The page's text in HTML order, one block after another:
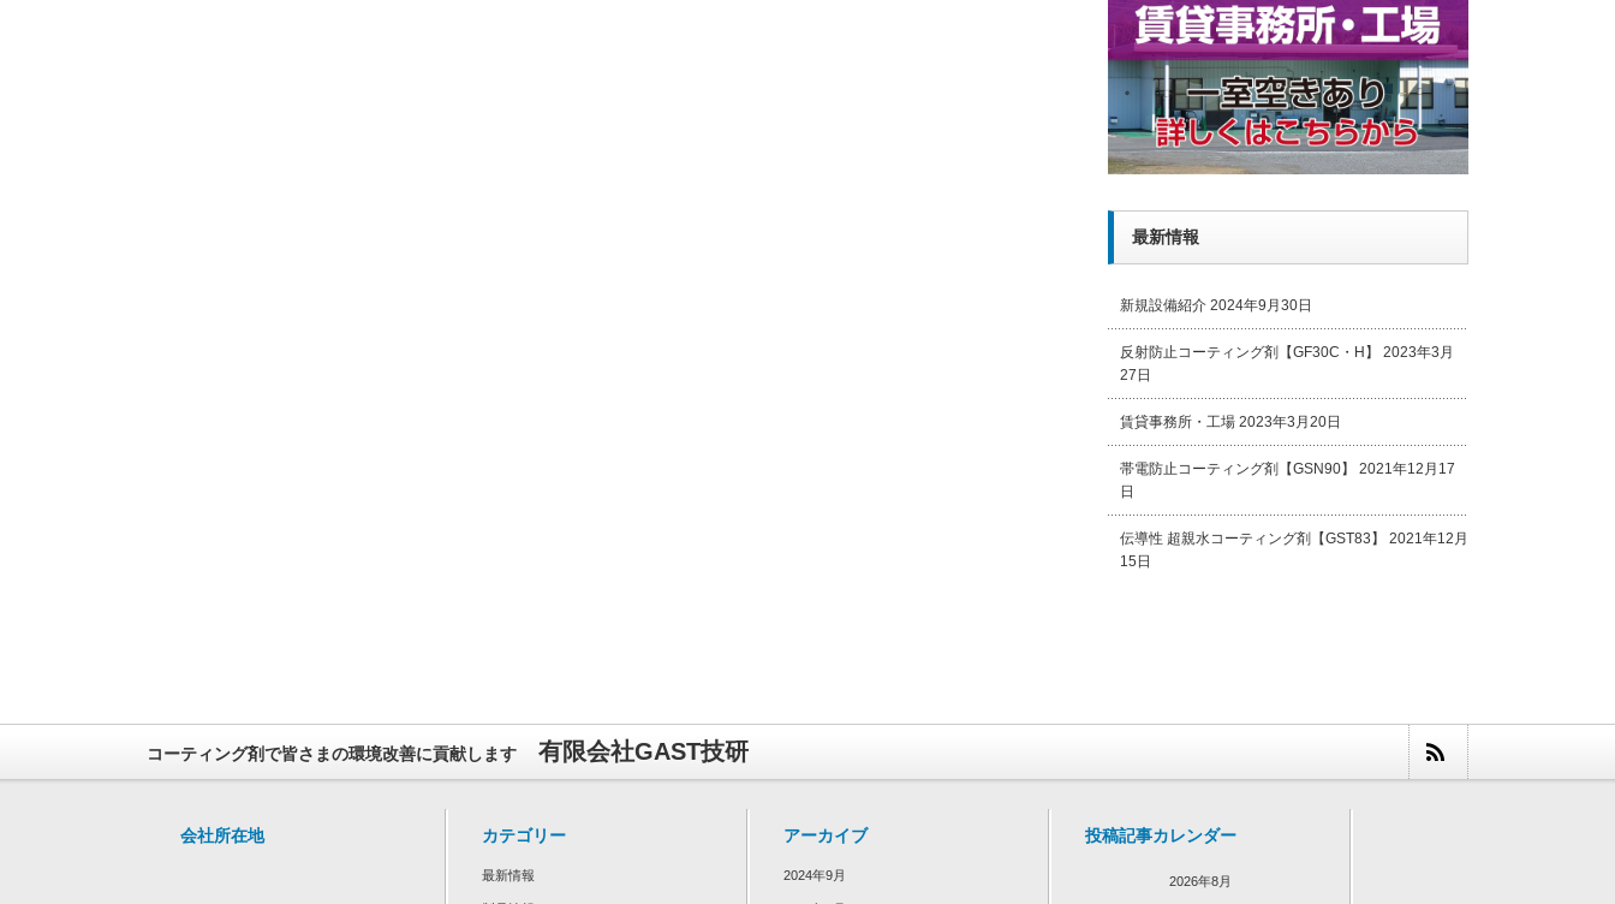
最新情報
新規設備紹介 2024年9月30日
反射防止コーティング剤【GF30C・H】
2023年3月
27日
賃貸事務所・工場 2023年3月20日
帯電防止コーティング剤【GSN90】
2021年12月17
日
伝導性 超親水コーティング剤【GST83】
2021年12月
15日
コーティング剤で皆さまの環境改善に貢献します 有限会社GAST技研
会社所在地 カテゴリー
最新情報
アーカイブ
2024年9月
投稿記事カレンダー
2026年8月